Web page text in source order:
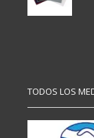
TODOS LOS